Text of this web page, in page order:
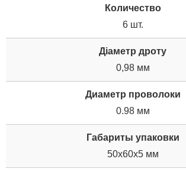
Количество
6 шт.
Діаметр дроту
0,98 мм
Диаметр проволоки
0.98 мм
Габариты упаковки
50x60x5 мм